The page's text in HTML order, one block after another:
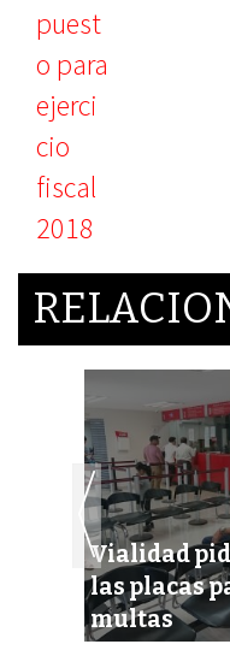
Vialidad
las placas
multas